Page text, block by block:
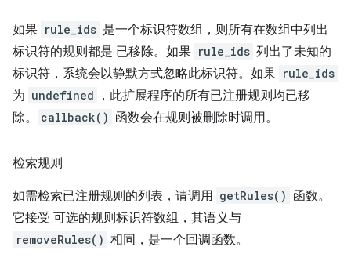
如果 rule_ids 是一个标识符数组，则所有在数组中列出
标识符的规则都是 已移除。如果 rule_ids 列出了未知的
标识符，系统会以静默方式忽略此标识符。如果 rule_ids
为 undefined
，此扩展程序的所有已注册规则均已移
除。
callback() 函数会在规则被删除时调用。
检索规则
如需检索已注册规则的列表，请调用 getRules() 函数。
它接受 可选的规则标识符数组，其语义与
removeRules() 相同，是一个回调函数。